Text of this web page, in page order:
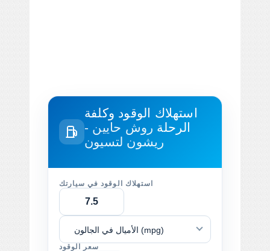
استهلاك الوقود وكلفة
الرحلة روش حايين -
ريشون لتسيون
استهلاك الوقود في سيارتك
الأميال في الجالون (mpg)
سعر الوقود